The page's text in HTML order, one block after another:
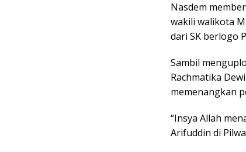
Nasdem
wakili walikota
dari SK berlogo
Sambil
Rachmatika
memenangkan
“Insya Allah
Arifuddin di